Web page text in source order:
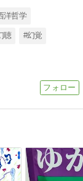
洋哲学
聴 #幻覚